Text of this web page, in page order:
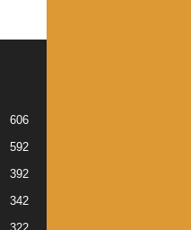
606
592
392
342